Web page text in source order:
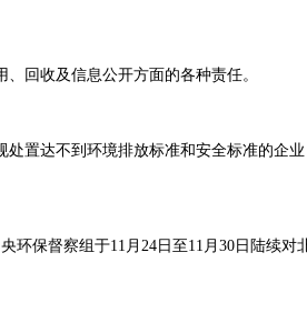
回收及信息公开方面的各种责任。
达不到环境排放标准和安全标准的企
督察组于11月24日至11月30日陆续